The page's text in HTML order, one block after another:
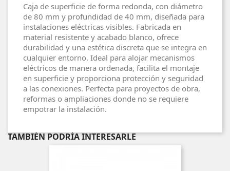
Caja de superficie de forma redonda, con diámetro
de 80 mm y profundidad de 40 mm, diseñada para
instalaciones eléctricas visibles. Fabricada en
material resistente y acabado blanco, ofrece
durabilidad y una estética discreta que se integra en
cualquier entorno. Ideal para alojar mecanismos
eléctricos de manera ordenada, facilita el montaje
en superficie y proporciona protección y seguridad
a las conexiones. Perfecta para proyectos de obra,
reformas o ampliaciones donde no se requiere
empotrar la instalación.
TAMBIÉN PODRÍA INTERESARLE